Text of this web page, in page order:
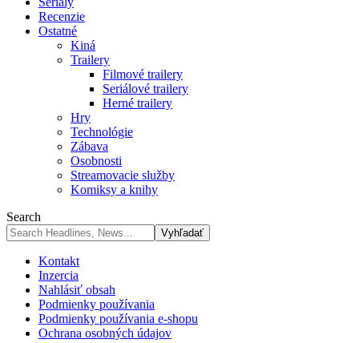
Recenzie
Ostatné
Kiná
Trailery
Filmové trailery
Seriálové trailery
Herné trailery
Hry
Technológie
Zábava
Osobnosti
Streamovacie služby
Komiksy a knihy
Search
Kontakt
Inzercia
Nahlásiť obsah
Podmienky používania
Podmienky používania e-shopu
Ochrana osobných údajov